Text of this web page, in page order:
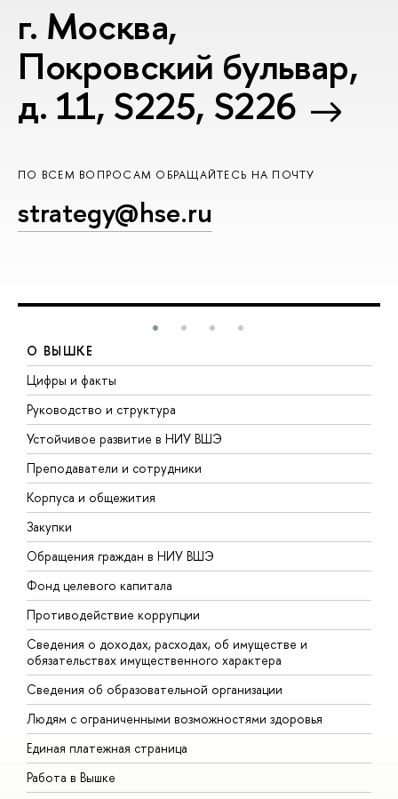
г. Москва,
Покровский бульвар,
д. 11, S225, S226
ПО ВСЕМ ВОПРОСАМ ОБРАЩАЙТЕСЬ НА ПОЧТУ
strategy@hse.ru
О ВЫШКЕ
Цифры и факты
Руководство и структура
Устойчивое развитие в НИУ ВШЭ
Преподаватели и сотрудники
Корпуса и общежития
Закупки
Обращения граждан в НИУ ВШЭ
Фонд целевого капитала
Противодействие коррупции
Сведения о доходах, расходах, об имуществе и
обязательствах имущественного характера
Сведения об образовательной организации
Людям с ограниченными возможностями здоровья
Единая платежная страница
Работа в Вышке